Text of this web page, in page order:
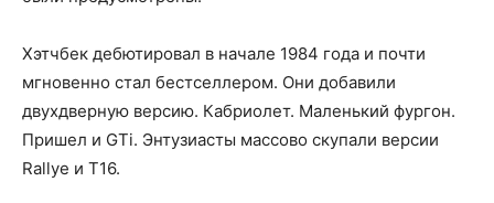
Хэтчбек дебютировал в начале 1984 года и почти
мгновенно стал бестселлером. Они добавили
двухдверную версию. Кабриолет. Маленький фургон.
Пришел и GTi. Энтузиасты массово скупали версии
Rallye и T16.